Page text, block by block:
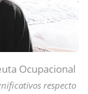
Ocupacional
respecto